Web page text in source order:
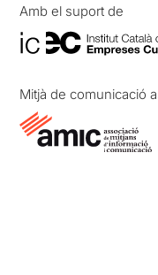
Amb el suport de
Mitjà de comunicació